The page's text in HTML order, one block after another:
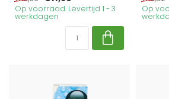
Op voorraad. Levertijd 1 - 3
werkdagen
Op